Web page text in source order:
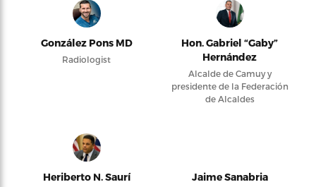
González Pons MD
Radiologist
Hon. Gabriel “Gaby”
Hernández
Alcalde de Camuy y
presidente de la Federación
de Alcaldes
Heriberto N. Saurí Jaime Sanabria